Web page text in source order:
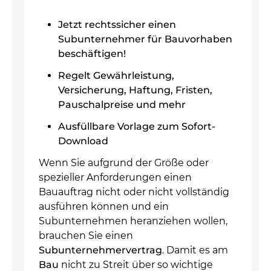
Jetzt rechtssicher einen
Subunternehmer für Bauvorhaben
beschäftigen!
Regelt Gewährleistung,
Versicherung, Haftung, Fristen,
Pauschalpreise und mehr
Ausfüllbare Vorlage zum Sofort-
Download
Wenn Sie aufgrund der Größe oder
spezieller Anforderungen einen
Bauauftrag nicht oder nicht vollständig
ausführen können und ein
Subunternehmen heranziehen wollen,
brauchen Sie einen
Subunternehmervertrag. Damit es am
Bau nicht zu Streit über so wichtige